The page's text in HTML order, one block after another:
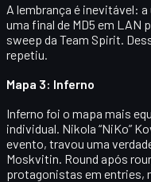
A lembrança é inevitável:
uma final de MD5 em LAN
sweep da Team Spirit.
repetiu.
Mapa 3: Inferno
Inferno foi o mapa mais
individual. Nikola “NiKo”
evento, travou uma
Moskvitin. Round após
protagonistas em entries,